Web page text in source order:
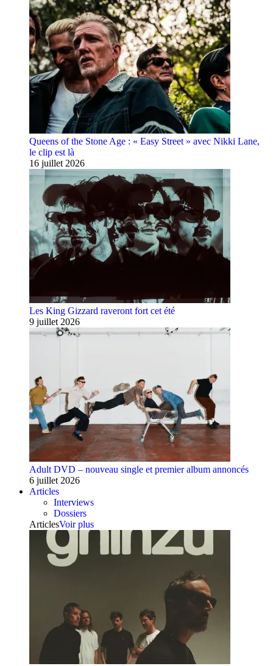
Queens of the Stone Age : « Easy Street » avec Nikki Lane,
le clip est là
16 juillet 2026
Les King Gizzard raveront fort cet été
9 juillet 2026
Adult DVD – nouveau single et premier album annoncés
6 juillet 2026
Articles
Interviews
Dossiers
ArticlesVoir plus